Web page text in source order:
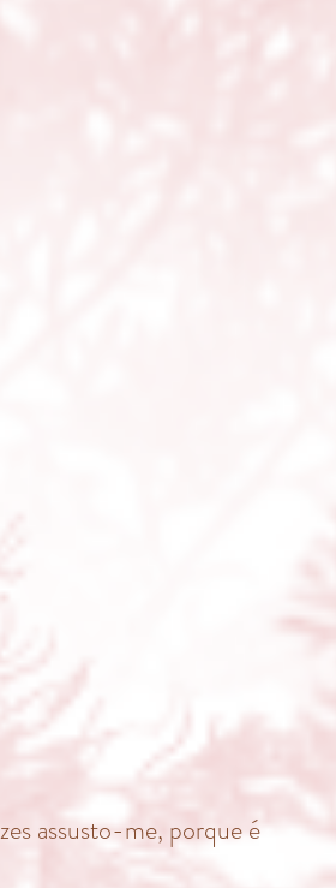
assusto-me, porque é